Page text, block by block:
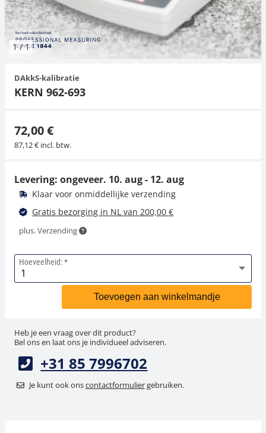
1/1
DAkkS-kalibratie
KERN 962-693
72,00 €
87,12 € incl. btw.
Levering: ongeveer. 10. aug - 12. aug
Klaar voor onmiddellijke verzending
Gratis bezorging in NL van 200,00 €
plus. Verzending
Hoeveelheid:
Toevoegen aan winkelmandje
Heb je een vraag over dit product?
Bel ons en laat ons je individueel adviseren.
+31 85 7996702
Je kunt ook onscontactformuliergebruiken.
Hangende weegschalen
Orgelschalen
Spannings- en compressiebelastingcellen
Videomicroscopen
Toepassingen voor experts
Suiker
Newton-gewichten
Geluidsniveaumeter
Overig